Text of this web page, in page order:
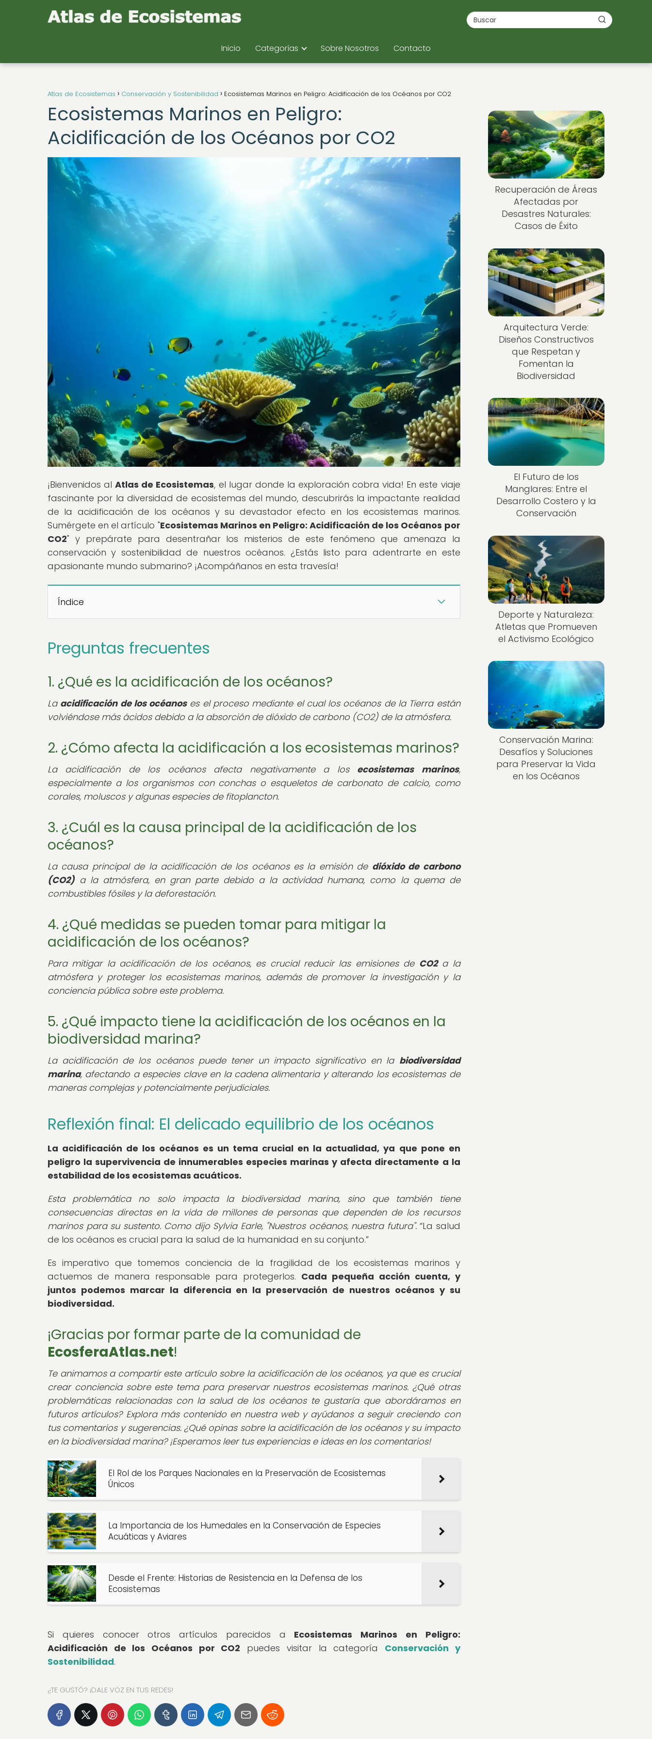
Inicio Categorías Sobre Nosotros Contacto
Atlas de Ecosistemas Conservación y Sostenibilidad Ecosistemas Marinos en Peligro: Acidificación de los Océanos por CO2
Ecosistemas Marinos en Peligro:
Acidificación de los Océanos por CO2
¡Bienvenidos alAtlas de Ecosistemas, el lugar donde la exploración cobra vida! En este viaje
fascinante por la diversidad de ecosistemas del mundo, descubrirás la impactante realidad
de la acidificación de los océanos y su devastador efecto en los ecosistemas marinos.
Sumérgete en el artículo "Ecosistemas Marinos en Peligro: Acidificación de los Océanos por
CO2" y prepárate para desentrañar los misterios de este fenómeno que amenaza la
conservación y sostenibilidad de nuestros océanos. ¿Estás listo para adentrarte en este
apasionante mundo submarino? ¡Acompáñanos en esta travesía!
Índice
Preguntas frecuentes
1. ¿Qué es la acidificación de los océanos?
La acidificación de los océanoses el proceso mediante el cual los océanos de la Tierra están
volviéndose más ácidos debido a la absorción de dióxido de carbono (CO2) de la atmósfera.
2. ¿Cómo afecta la acidificación a los ecosistemas marinos?
La acidificación de los océanos afecta negativamente a los ecosistemas marinos,
especialmente a los organismos con conchas o esqueletos de carbonato de calcio, como
corales, moluscos y algunas especies de fitoplancton.
3. ¿Cuál es la causa principal de la acidificación de los
océanos?
La causa principal de la acidificación de los océanos es la emisión de dióxido de carbono
(CO2) a la atmósfera, en gran parte debido a la actividad humana, como la quema de
combustibles fósiles y la deforestación.
4. ¿Qué medidas se pueden tomar para mitigar la
acidificación de los océanos?
Para mitigar la acidificación de los océanos, es crucial reducir las emisiones de CO2a la
atmósfera y proteger los ecosistemas marinos, además de promover la investigación y la
conciencia pública sobre este problema.
5. ¿Qué impacto tiene la acidificación de los océanos en la
biodiversidad marina?
La acidificación de los océanos puede tener un impacto significativo en la biodiversidad
marina, afectando a especies clave en la cadena alimentaria y alterando los ecosistemas de
maneras complejas y potencialmente perjudiciales.
Reflexión final: El delicado equilibrio de los océanos
La acidificación de los océanos es un tema crucial en la actualidad, ya que pone en
peligro la supervivencia de innumerables especies marinas y afecta directamente a la
estabilidad de los ecosistemas acuáticos.
Esta problemática no solo impacta la biodiversidad marina, sino que también tiene
consecuencias directas en la vida de millones de personas que dependen de los recursos
marinos para su sustento. Como dijo Sylvia Earle, "Nuestros océanos, nuestra futura". La salud
de los océanos es crucial para la salud de la humanidad en su conjunto.
Es imperativo que tomemos conciencia de la fragilidad de los ecosistemas marinos y
actuemos de manera responsable para protegerlos. Cada pequeña acción cuenta, y
juntos podemos marcar la diferencia en la preservación de nuestros océanos y su
biodiversidad.
¡Gracias por formar parte de la comunidad de
EcosferaAtlas.net!
Te animamos a compartir este artículo sobre la acidificación de los océanos, ya que es crucial
crear conciencia sobre este tema para preservar nuestros ecosistemas marinos. ¿Qué otras
problemáticas relacionadas con la salud de los océanos te gustaría que abordáramos en
futuros artículos? Explora más contenido en nuestra web y ayúdanos a seguir creciendo con
tus comentarios y sugerencias. ¿Qué opinas sobre la acidificación de los océanos y su impacto
en la biodiversidad marina? ¡Esperamos leer tus experiencias e ideas en los comentarios!
El Rol de los Parques Nacionales en la Preservación de Ecosistemas
Únicos
La Importancia de los Humedales en la Conservación de Especies
Acuáticas y Aviares
Desde el Frente: Historias de Resistencia en la Defensa de los
Ecosistemas
Si quieres conocer otros artículos parecidos a Ecosistemas Marinos en Peligro:
Acidificación de los Océanos por CO2 puedes visitar la categoría Conservación y
Sostenibilidad.
¿TE GUSTÓ? ¡DALE VOZ EN TUS REDES!
Recuperación de Áreas
Afectadas por
Desastres Naturales:
Casos de Éxito
Arquitectura Verde:
Diseños Constructivos
que Respetan y
Fomentan la
Biodiversidad
El Futuro de los
Manglares: Entre el
Desarrollo Costero y la
Conservación
Deporte y Naturaleza:
Atletas que Promueven
el Activismo Ecológico
Conservación Marina:
Desafíos y Soluciones
para Preservar la Vida
en los Océanos